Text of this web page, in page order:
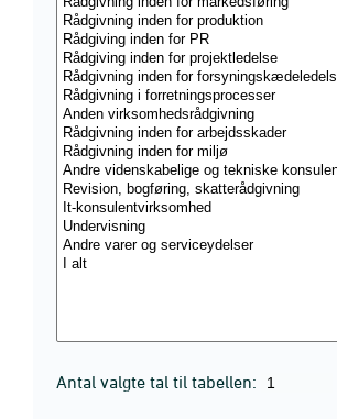
Antal valgte tal til tabellen: